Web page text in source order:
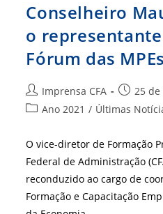
Conselheiro
o representante
Fórum das MPEs
Autor
do
Imprensa CFA
Post25 de
Categoria
post:
Ano 2021 / Últimas
O vice-diretor de Formação
Federal de Administração
reconduzido ao cargo de
Formação e Capacitação